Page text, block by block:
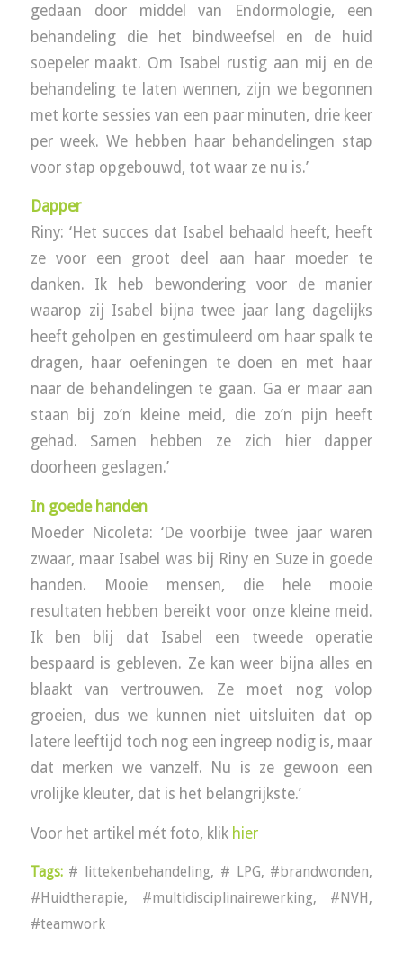
gedaan door middel van Endormologie, een
behandeling die het bindweefsel en de huid
soepeler maakt. Om Isabel rustig aan mij en de
behandeling te laten wennen, zijn we begonnen
met korte sessies van een paar minuten, drie keer
per week. We hebben haar behandelingen stap
voor stap opgebouwd, tot waar ze nu is.’
Dapper
Riny: ‘Het succes dat Isabel behaald heeft, heeft
ze voor een groot deel aan haar moeder te
danken. Ik heb bewondering voor de manier
waarop zij Isabel bijna twee jaar lang dagelijks
heeft geholpen en gestimuleerd om haar spalk te
dragen, haar oefeningen te doen en met haar
naar de behandelingen te gaan. Ga er maar aan
staan bij zo’n kleine meid, die zo’n pijn heeft
gehad. Samen hebben ze zich hier dapper
doorheen geslagen.’
In goede handen
Moeder Nicoleta: ‘De voorbije twee jaar waren
zwaar, maar Isabel was bij Riny en Suze in goede
handen. Mooie mensen, die hele mooie
resultaten hebben bereikt voor onze kleine meid.
Ik ben blij dat Isabel een tweede operatie
bespaard is gebleven. Ze kan weer bijna alles en
blaakt van vertrouwen. Ze moet nog volop
groeien, dus we kunnen niet uitsluiten dat op
latere leeftijd toch nog een ingreep nodig is, maar
dat merken we vanzelf. Nu is ze gewoon een
vrolijke kleuter, dat is het belangrijkste.’
Voor het artikel mét foto, klik hier
Tags: # littekenbehandeling, # LPG, #brandwonden,
#Huidtherapie, #multidisciplinairewerking, #NVH ,
#teamwork